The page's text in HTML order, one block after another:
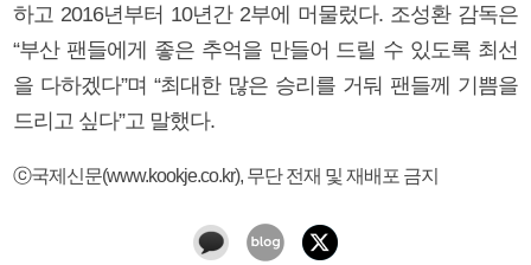
하고 2016년부터 10년간 2부에 머물렀다. 조성환 감독은
“부산 팬들에게 좋은 추억을 만들어 드릴 수 있도록 최선
을 다하겠다”며 “최대한 많은 승리를 거둬 팬들께 기쁨을
드리고 싶다”고 말했다.
ⓒ국제신문(www.kookje.co.kr), 무단 전재 및 재배포 금지